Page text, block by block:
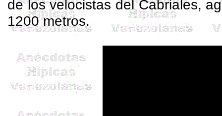
de los velocistas delCabriales,
1200 metros.